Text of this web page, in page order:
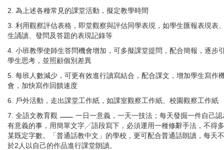
2. 為上述各種常見的課堂活動，擬定教學時間
3. 利用觀察評估表格，即堂觀察與評估同學表現，如學生匯報表現表
生誦讀、發問及答題的表現記錄等
4. 小班教學使師生答問機會增加，可多擬課堂提問，配合簡報，逐步
學生思考，並照顧個別差異
5. 每班人數減少，可更有效進行讀寫結合，配合課文，增加學生寫作
會，加快寫作回饋速度
6. 戶外活動，走出課堂工作紙，如課室觀察工作紙、校園觀察工作紙
7. 全語文教育觀
一日一意義，一天一技法；每天發掘一件自己認
有意義的事，用簡單文字╱語段寫下，必須運用一種修辭手法，不得
某既定字數。「普通話教中文」的學校，更可配合普通話朗讀，每天
於2人以自己的作品進行課堂朗讀。